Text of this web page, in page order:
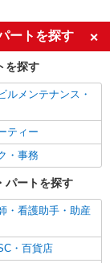
N-T4）
見る
通勤OK
ートを探す
を探す
ルメンテナンス・
ティー
・事務
パートを探す
・看護助手・助産
・百貨店